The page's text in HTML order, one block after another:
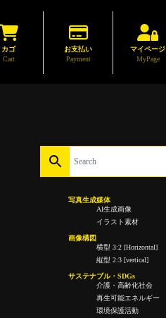
カゴ
Cart
お支払い
Payment
マイページ
MyPage
写真生成媒体
AI生成画像
イラスト素材
画像構図
横型 3:2 [Horizontal]
縦型 2:3 [vertical]
サステナブル・SDGs
介護・高齢化社会
再生可能エネルギー
環境保護活動